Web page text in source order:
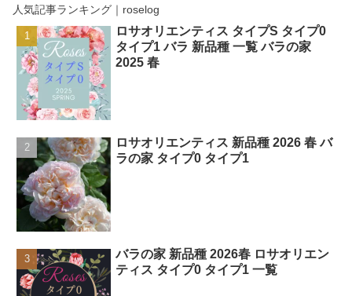
人気記事ランキング｜roselog
ロサオリエンティス タイプS タイプ0
タイプ1 バラ 新品種 一覧 バラの家
2025 春
ロサオリエンティス 新品種 2026 春 バ
ラの家 タイプ0 タイプ1
バラの家 新品種 2026春 ロサオリエン
ティス タイプ0 タイプ1 一覧